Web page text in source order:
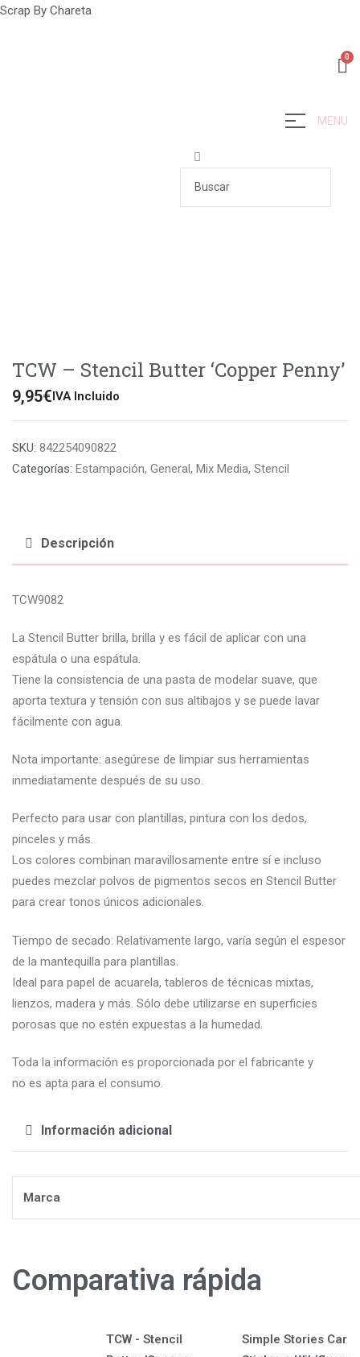
Scrap By Chareta
MENU
TCW – Stencil Butter ‘Copper Penny’
9,95€IVA Incluido
SKU: 842254090822
Categorías: Estampación, General, Mix Media, Stencil
Descripción
TCW9082
La Stencil Butter brilla, brilla y es fácil de aplicar con una
espátula o una espátula.
Tiene la consistencia de una pasta de modelar suave, que
aporta textura y tensión con sus altibajos y se puede lavar
fácilmente con agua.
Nota importante: asegúrese de limpiar sus herramientas
inmediatamente después de su uso.
Perfecto para usar con plantillas, pintura con los dedos,
pinceles y más.
Los colores combinan maravillosamente entre sí e incluso
puedes mezclar polvos de pigmentos secos en Stencil Butter
para crear tonos únicos adicionales.
Tiempo de secado: Relativamente largo, varía según el espesor
de la mantequilla para plantillas.
Ideal para papel de acuarela, tableros de técnicas mixtas,
lienzos, madera y más. Sólo debe utilizarse en superficies
porosas que no estén expuestas a la humedad.
Toda la información es proporcionada por el fabricante y
no es apta para el consumo.
Información adicional
Marca
Comparativa rápida
TCW - Stencil
Simple Stories